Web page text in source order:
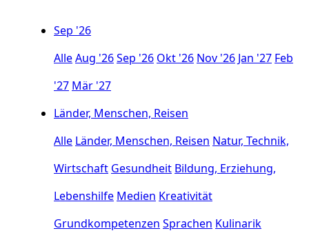
Sep '26
AlleAug '26Sep '26 Okt '26 Nov '26 Jan '27 Feb
'27 Mär '27
Länder, Menschen, Reisen
Alle Länder, Menschen, Reisen Natur, Technik,
Wirtschaft Gesundheit Bildung, Erziehung,
Lebenshilfe Medien Kreativität
Grundkompetenzen Sprachen Kulinarik